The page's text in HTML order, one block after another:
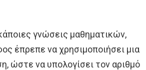
γνώσεις μαθηματικών,
έπρεπε να χρησιμοποιήσει μια
ώστε να υπολογίσει τον αριθμό